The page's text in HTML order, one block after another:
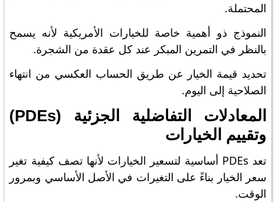
المحتملة.
النموذج ذو أهمية خاصة للخيارات الأمريكية لأنه يسمح
بالنظر في التمرين المبكر عند كل عقدة من الشجرة.
تحديد قيمة الخيار عن طريق الحساب العكسي من انتهاء
الصلاحية إلى اليوم.
المعادلات التفاضلية الجزئية (PDEs)
وتقييم الخيارات
تعد PDEs أساسية لتسعير الخيارات لأنها تصف كيفية تغير
سعر الخيار بناءً على التغيرات في الأصل الأساسي وبمرور
الوقت.